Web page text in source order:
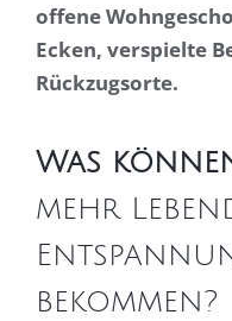
offene
Ecken, verspielte
Rückzugsorte.
Was
mehr
bekommen?